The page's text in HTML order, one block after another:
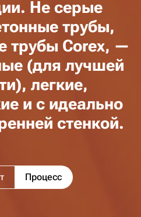
Не серые
трубы,
трубы Corex, —
(для лучшей
легкие,
и с идеально
стенкой.
Процесс